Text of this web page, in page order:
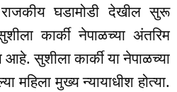
घडामोडी देखील सुरू
कार्की नेपाळच्या अंतरिम
आहे. सुशीला कार्की या नेपाळच्या
महिला मुख्य न्यायाधीश होत्या.